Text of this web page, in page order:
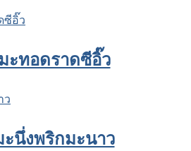
ะทอดราดซีอิ๊ว
นึ่งพริกมะนาว